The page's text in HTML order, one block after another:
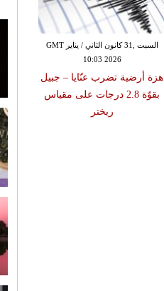
السبت ,31 كانون الثاني / يناير GMT
10:03 2026
هزة أرضية تضرب عنّايا – جبيل
بقوّة 2.8 درجات على مقياس
ريختر